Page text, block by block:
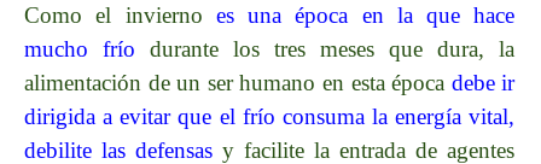
Como el invierno es una época en la que hace
mucho frío durante los tres meses que dura, la
alimentación de un ser humano en esta época debe ir
dirigida a evitar que el frío consuma la energía vital,
debilite las defensasy facilite la entrada de agentes